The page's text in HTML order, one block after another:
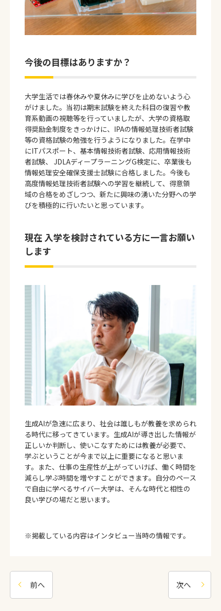
今後の目標はありますか？
大学生活では春休みや夏休みに学びを止めないよう心
がけました。当初は期末試験を終えた科目の復習や教
育系動画の視聴等を行っていましたが、大学の資格取
得奨励金制度をきっかけに、IPAの情報処理技術者試験
等の資格試験の勉強を行うようになりました。在学中
にITパスポート、基本情報技術者試験、応用情報技術
者試験、 JDLAディープラーニングG検定に、卒業後も
情報処理安全確保支援士試験に合格しました。今後も
高度情報処理技術者試験への学習を継続して、得意領
域の合格をめざしつつ、新たに興味の湧いた分野への学
びを積極的に行いたいと思っています。
現在 入学を検討されている方に一言お願い
します
生成AIが急速に広まり、社会は誰しもが教養を求められ
る時代に移ってきています。生成AIが導き出した情報が
正しいか判断し、使いこなすためには教養が必要で、
学ぶということが今まで以上に重要になると思いま
す。また、仕事の生産性が上がっていけば、働く時間を
減らし学ぶ時間を増やすことができます。自分のペース
で自由に学べるサイバー大学は、そんな時代と相性の
良い学びの場だと思います。
※掲載している内容はインタビュー当時の情報です。
前へ 次へ